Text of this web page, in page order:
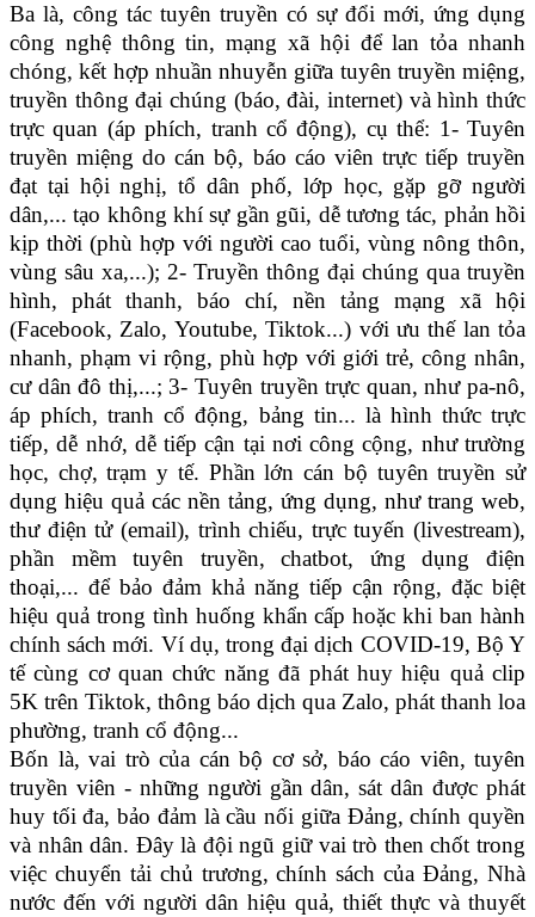
Ba là, công tác tuyên truyền có sự đổi mới, ứng dụng
công nghệ thông tin, mạng xã hội để lan tỏa nhanh
chóng, kết hợp nhuần nhuyễn giữa tuyên truyền miệng,
truyền thông đại chúng (báo, đài, internet) và hình thức
trực quan (áp phích, tranh cổ động), cụ thể: 1- Tuyên
truyền miệng do cán bộ, báo cáo viên trực tiếp truyền
đạt tại hội nghị, tổ dân phố, lớp học, gặp gỡ người
dân,... tạo không khí sự gần gũi, dễ tương tác, phản hồi
kịp thời (phù hợp với người cao tuổi, vùng nông thôn,
vùng sâu xa,...); 2- Truyền thông đại chúng qua truyền
hình, phát thanh, báo chí, nền tảng mạng xã hội
(Facebook, Zalo, Youtube, Tiktok...) với ưu thế lan tỏa
nhanh, phạm vi rộng, phù hợp với giới trẻ, công nhân,
cư dân đô thị,...; 3- Tuyên truyền trực quan, như pa-nô,
áp phích, tranh cổ động, bảng tin... là hình thức trực
tiếp, dễ nhớ, dễ tiếp cận tại nơi công cộng, như trường
học, chợ, trạm y tế. Phần lớn cán bộ tuyên truyền sử
dụng hiệu quả các nền tảng, ứng dụng, như trang web,
thư điện tử (email), trình chiếu, trực tuyến (livestream),
phần mềm tuyên truyền, chatbot, ứng dụng điện
thoại,... để bảo đảm khả năng tiếp cận rộng, đặc biệt
hiệu quả trong tình huống khẩn cấp hoặc khi ban hành
chính sách mới. Ví dụ, trong đại dịch COVID-19, Bộ Y
tế cùng cơ quan chức năng đã phát huy hiệu quả clip
5K trên Tiktok, thông báo dịch qua Zalo, phát thanh loa
phường, tranh cổ động...
Bốn là, vai trò của cán bộ cơ sở, báo cáo viên, tuyên
truyền viên - những người gần dân, sát dân được phát
huy tối đa, bảo đảm là cầu nối giữa Đảng, chính quyền
và nhân dân. Đây là đội ngũ giữ vai trò then chốt trong
việc chuyển tải chủ trương, chính sách của Đảng, Nhà
nước đến với người dân hiệu quả, thiết thực và thuyết